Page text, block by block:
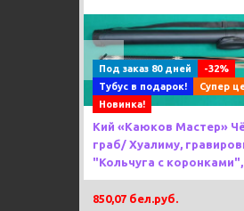
Previous
Под заказ 80 дней
-32%
Тубус в подарок!
Супер
Новинка!
Кий «Каюков Мастер»
граб/ Хуалиму,
"Кольчуга с коронками",
850,07 бел.руб.